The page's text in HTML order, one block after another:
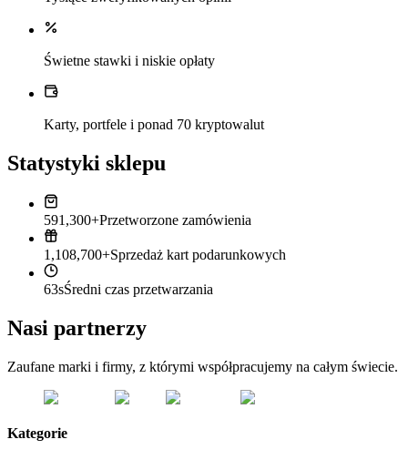
Świetne stawki i niskie opłaty
Karty, portfele i ponad 70 kryptowalut
Statystyki sklepu
591,300+Przetworzone zamówienia
1,108,700+Sprzedaż kart podarunkowych
63sŚredni czas przetwarzania
Nasi partnerzy
Zaufane marki i firmy, z którymi współpracujemy na całym świecie.
Kategorie